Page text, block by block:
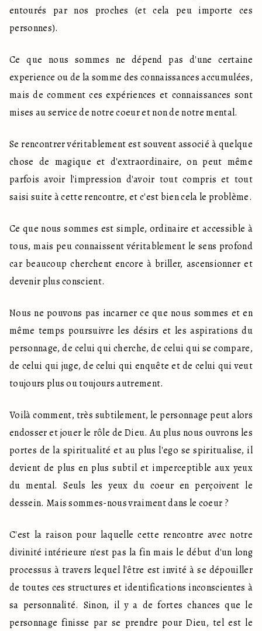
entourés par nos proches (et cela peu importe ces
personnes).
Ce que nous sommes ne dépend pas d'une certaine
experience ou de la somme des connaissances accumulées,
mais de comment ces expériences et connaissances sont
mises au service de notre coeur et non de notre mental.
Se rencontrer véritablement est souvent associé à quelque
chose de magique et d'extraordinaire, on peut même
parfois avoir l'impression d'avoir tout compris et tout
Ce que nous sommes est simple, ordinaire et accessible à
tous, mais peu connaissent véritablement le sens profond
car beaucoup cherchent encore à briller, ascensionner et
devenir plus conscient.
Nous ne pouvons pas incarner ce que nous sommes et en
même temps poursuivre les désirs et les aspirations du
personnage, de celui qui cherche, de celui qui se compare,
de celui qui juge, de celui qui enquête et de celui qui veut
toujours plus ou toujours autrement.
Voilà comment, très subtilement, le personnage peut alors
endosser et jouer le rôle de Dieu. Au plus nous ouvrons les
portes de la spiritualité et au plus l'ego se spiritualise, il
devient de plus en plus subtil et imperceptible aux yeux
du mental. Seuls les yeux du coeur en perçoivent le
dessein. Mais sommes-nous vraiment dans le coeur ?
C'est la raison pour laquelle cette rencontre avec notre
divinité intérieure n'est pas la fin mais le début d'un long
processus à travers lequel l'être est invité à se dépouiller
de toutes ces structures et identifications inconscientes à
sa personnalité. Sinon, il y a de fortes chances que le
personnage finisse par se prendre pour Dieu, tel est le